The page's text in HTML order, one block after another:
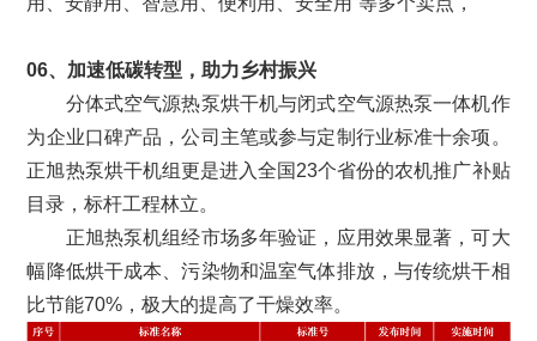
06、加速低碳转型，助力乡村振兴
分体式空气源热泵烘干机与闭式空气源热泵一体机作
为企业口碑产品，公司主笔或参与定制行业标准十余项。
正旭热泵烘干机组更是进入全国23个省份的农机推广补贴
目录，标杆工程林立。
正旭热泵机组经市场多年验证，应用效果显著，可大
幅降低烘干成本、污染物和温室气体排放，与传统烘干相
比节能70%，极大的提高了干燥效率。